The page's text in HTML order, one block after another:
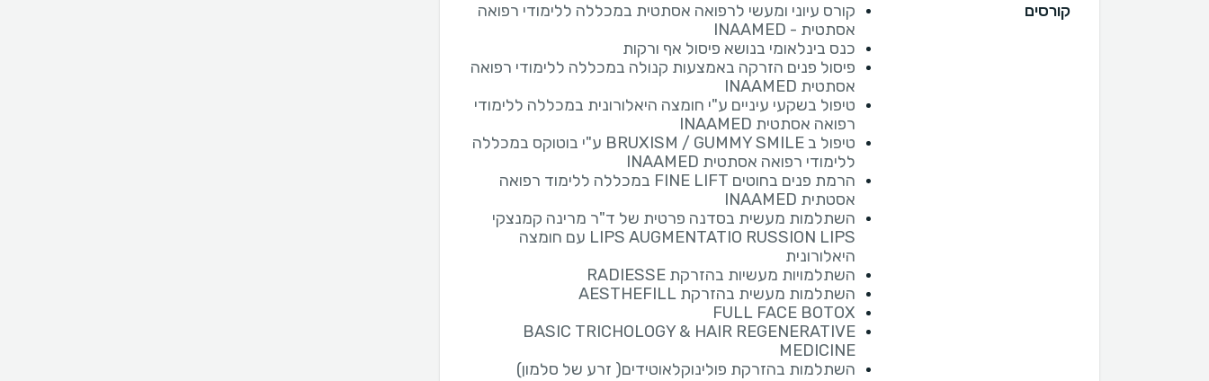
קורסים
קורס עיוני ומעשי לרפואה אסתטית במכללה ללימודי רפואה
אסתטית - INAAMED
כנס בינלאומי בנושא פיסול אף ורקות
פיסול פנים הזרקה באמצעות קנולה במכללה ללימודי רפואה
אסתטית INAAMED
טיפול בשקעי עיניים ע"י חומצה היאלורונית במכללה ללימודי
רפואה אסתטית INAAMED
טיפול ב BRUXISM / GUMMY SMILE ע"י בוטוקס במכללה
ללימודי רפואה אסתטית INAAMED
הרמת פנים בחוטים FINE LIFT במכללה ללימוד רפואה
אסטתית INAAMED
השתלמות מעשית בסדנה פרטית של ד"ר מרינה קמנצקי
LIPS AUGMENTATIO RUSSION LIPS עם חומצה
היאלורונית
השתלמויות מעשיות בהזרקת RADIESSE
השתלמות מעשית בהזרקת AESTHEFILL
FULL FACE BOTOX
BASIC TRICHOLOGY & HAIR REGENERATIVE
MEDICINE
השתלמות בהזרקת פולינוקלאוטידים( זרע של סלמון)